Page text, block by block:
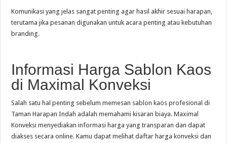
Komunikasi yang jelas sangat penting agar hasil akhir sesuai harapan,
terutama jika pesanan digunakan untuk acara penting atau kebutuhan
branding.
Informasi Harga Sablon Kaos
di Maximal Konveksi
Salah satu hal penting sebelum memesan sablon kaos profesional di
Taman Harapan Indah adalah memahami kisaran biaya. Maximal
Konveksi menyediakan informasi harga yang transparan dan dapat
diakses secara online. Kamu dapat melihat daftar harga konveksi dan